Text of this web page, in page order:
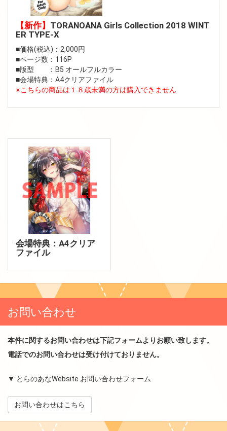
【新作】 TORANOANA Girls Collection 2018 WINT
ER TYPE-X
■価格(税込)：2,000円
■ページ数：116P
■版型 ：B5 オールフルカラー
■会場特典：A4クリアファイル
※こちらの商品は１８歳未満の方は購入できません
会場特典：A4クリア
ファイル
お問い合わせ
本件に関するお問い合わせは下記フォームよりお願い致します。
電話でのお問い合わせは受け付けておりません。
▼ とらのあなWebsite お問い合わせフォーム
お問い合わせはこちら